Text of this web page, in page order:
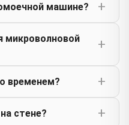
машине?
микроволновой
временем?
стене?